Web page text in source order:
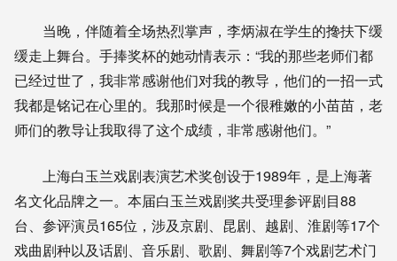
当晚，伴随着全场热烈掌声，李炳淑在学生的搀扶下缓
缓走上舞台。手捧奖杯的她动情表示：“我的那些老师们都
已经过世了，我非常感谢他们对我的教导，他们的一招一式
我都是铭记在心里的。我那时候是一个很稚嫩的小苗苗，老
师们的教导让我取得了这个成绩，非常感谢他们。”
上海白玉兰戏剧表演艺术奖创设于1989年，是上海著
名文化品牌之一。本届白玉兰戏剧奖共受理参评剧目88
台、参评演员165位，涉及京剧、昆剧、越剧、淮剧等17个
戏曲剧种以及话剧、音乐剧、歌剧、舞剧等7个戏剧艺术门